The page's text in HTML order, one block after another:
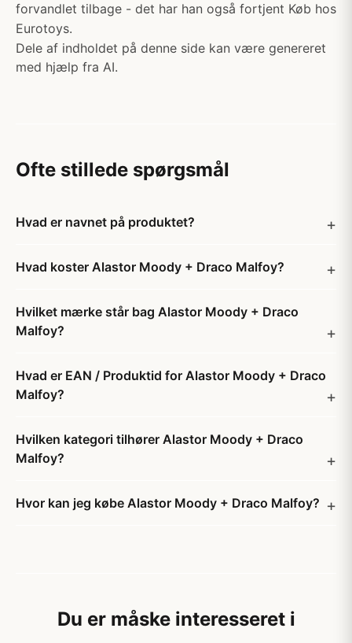
forvandlet tilbage - det har han også fortjent Køb hos
Eurotoys.
Dele af indholdet på denne side kan være genereret
med hjælp fra AI.
Ofte stillede spørgsmål
Hvad er navnet på produktet?
Hvad koster Alastor Moody + Draco Malfoy?
Hvilket mærke står bag Alastor Moody + Draco
Malfoy?
Hvad er EAN / Produktid for Alastor Moody + Draco
Malfoy?
Hvilken kategori tilhører Alastor Moody + Draco
Malfoy?
Hvor kan jeg købe Alastor Moody + Draco Malfoy?
Du er måske interesseret i